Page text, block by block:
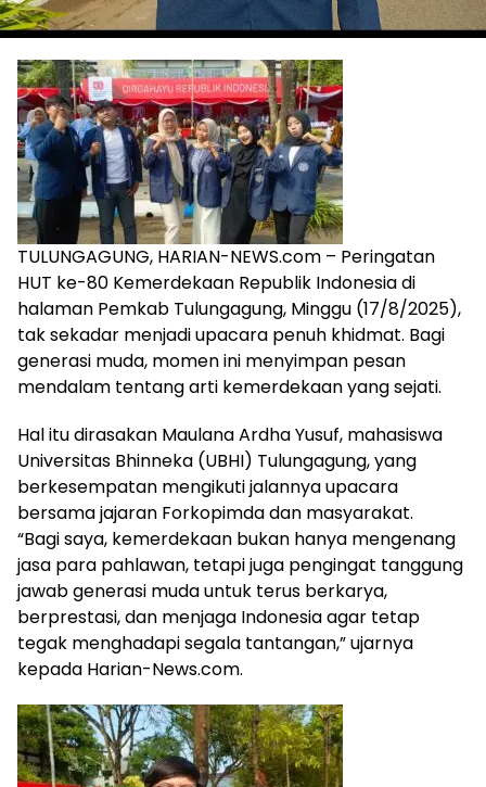
TULUNGAGUNG, HARIAN-NEWS.com – Peringatan
HUT ke-80 Kemerdekaan Republik Indonesia di
halaman Pemkab Tulungagung, Minggu (17/8/2025),
tak sekadar menjadi upacara penuh khidmat. Bagi
generasi muda, momen ini menyimpan pesan
mendalam tentang arti kemerdekaan yang sejati.
Hal itu dirasakan Maulana Ardha Yusuf, mahasiswa
Universitas Bhinneka (UBHI) Tulungagung, yang
berkesempatan mengikuti jalannya upacara
bersama jajaran Forkopimda dan masyarakat.
“Bagi saya, kemerdekaan bukan hanya mengenang
jasa para pahlawan, tetapi juga pengingat tanggung
jawab generasi muda untuk terus berkarya,
berprestasi, dan menjaga Indonesia agar tetap
tegak menghadapi segala tantangan,” ujarnya
kepada Harian-News.com.